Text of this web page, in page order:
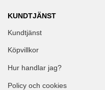
KUNDTJÄNST
Kundtjänst
Köpvillkor
Hur handlar jag?
Policy och cookies